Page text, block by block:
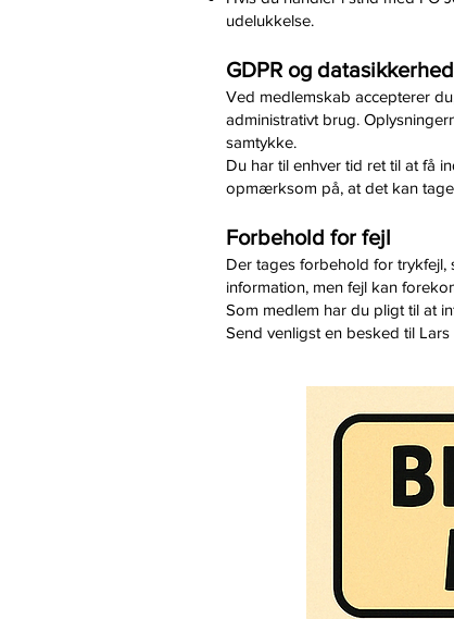
udelukkelse.
GDPR og datasikkerhed
Ved medlemskab accepterer
administrativt brug.
samtykke.
Du har til enhver tid ret til at få
opmærksom på, at det kan
Forbehold for fejl
Der tages forbehold for
information, men fejl kan
Som medlem har du pligt til at
Send venligst en besked til Lars